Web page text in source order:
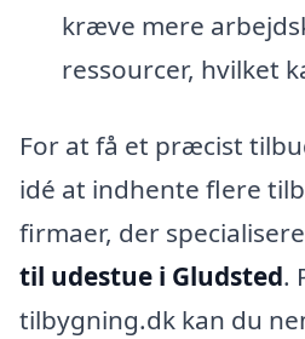
kræve mere
ressourcer, hvilket
For at få et præcist
idé at indhente flere
firmaer, der
til udestue i Gludsted.
tilbygning.dk kan du